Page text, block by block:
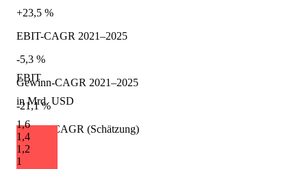
EBIT
in Mrd. USD
1,6
1,4
1,2
1
+23,5 %
EBIT-CAGR 2021–2025
-5,3 %
Gewinn-CAGR 2021–2025
-21,1 %
Umsatz-CAGR (Schätzung)
+7,4 %